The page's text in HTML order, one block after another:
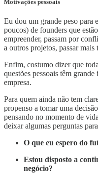
Motivações pessoais
Eu dou um grande peso para
poucos) de founders que
empreender, passam por
a outros projetos, passar
Enfim, costumo dizer que
questões pessoais têm
empresa.
Para quem ainda não tem
propenso a tomar uma
pensando no momento de
deixar algumas perguntas
O que eu espero do
Estou disposto a
negócio?